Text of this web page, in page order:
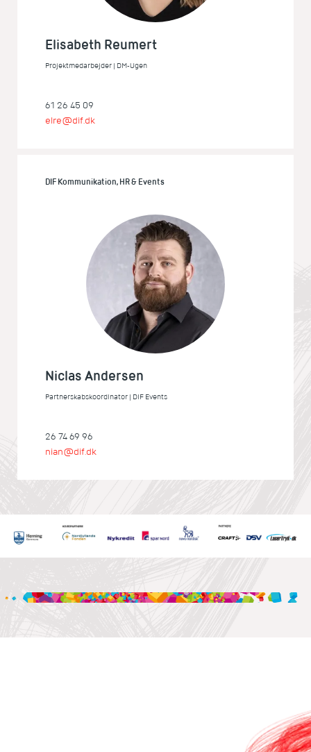
Elisabeth Reumert
Projektmedarbejder | DM-Ugen
61 26 45 09
elre@dif.dk
DIF Kommunikation, HR & Events
Niclas Andersen
Partnerskabskoordinator | DIF Events
26 74 69 96
nian@dif.dk